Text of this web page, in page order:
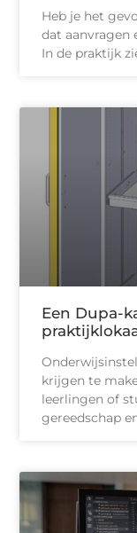
Heb je het
dat aanvragen
In de praktijk
Een Dupa-
krijgen te
leerlingen of
gereedschap